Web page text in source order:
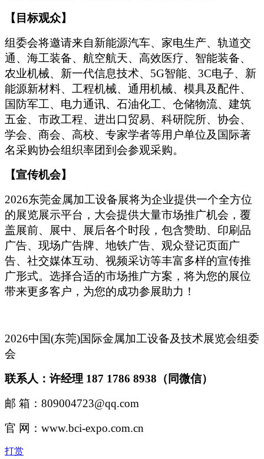
【目标观众】
组委会将邀请来自新能源汽车、家电生产、轨道交
通、海工装备、航空航天、高效医疗、智能装备、
农业机械、新一代信息技术、5G智能、3C电子、新
能源新材料、工程机械、通用机械、模具及配件、
国防军工、电力通讯、石油化工、仓储物流、建筑
五金、市政工程、进出口贸易、科研院所、协会、
学会、商会、高校、专家学者等用户单位及国际著
名采购协会组织率团到会参观采购。
【宣传机会】
2026东莞金属加工设备展将为企业提供一个全方位
的展览展示平台，大会提供大量市场推广机会，覆
盖展前、展中、展后各个时段，包含赞助、印刷品
广告、现场广告牌、地铁广告、观众登记页面广
告、社交媒体互动、视频采访等丰富多样的宣传推
广形式。选择合适的市场推广方案，将为您的展位
带来更多客户，为您的成功参展助力！
2026中国(东莞)国际金属加工设备及技术展览会组委
会
联系人：许经理 187 1786 8938（同微信）
邮 箱：809004723@qq.com
官 网：www.bci-expo.com.cn
打赏